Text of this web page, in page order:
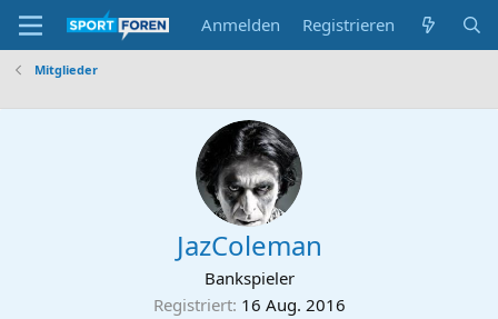
Anmelden Registrieren
Mitglieder
JazColeman
Bankspieler
Registriert 16 Aug. 2016